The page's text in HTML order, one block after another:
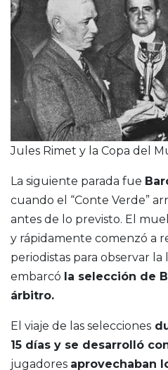
Jules Rimet y la Copa del
La siguiente parada fue
cuando el “Conte Verde”
antes de lo previsto. El
y rápidamente comenzó a
periodistas para observar
embarcó la selección de
árbitro.
El viaje de las selecciones
15 días y se desarrolló
jugadores aprovechaban